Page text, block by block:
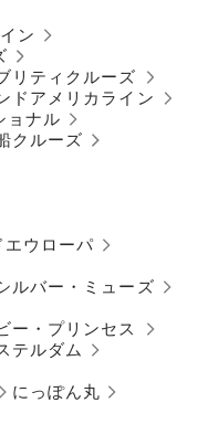
ン
リティクルーズ
ドアメリカライン
ョナル
クルーズ
エウローパ
ルバー・ミューズ
ー・プリンセス
テルダム
にっぽん丸